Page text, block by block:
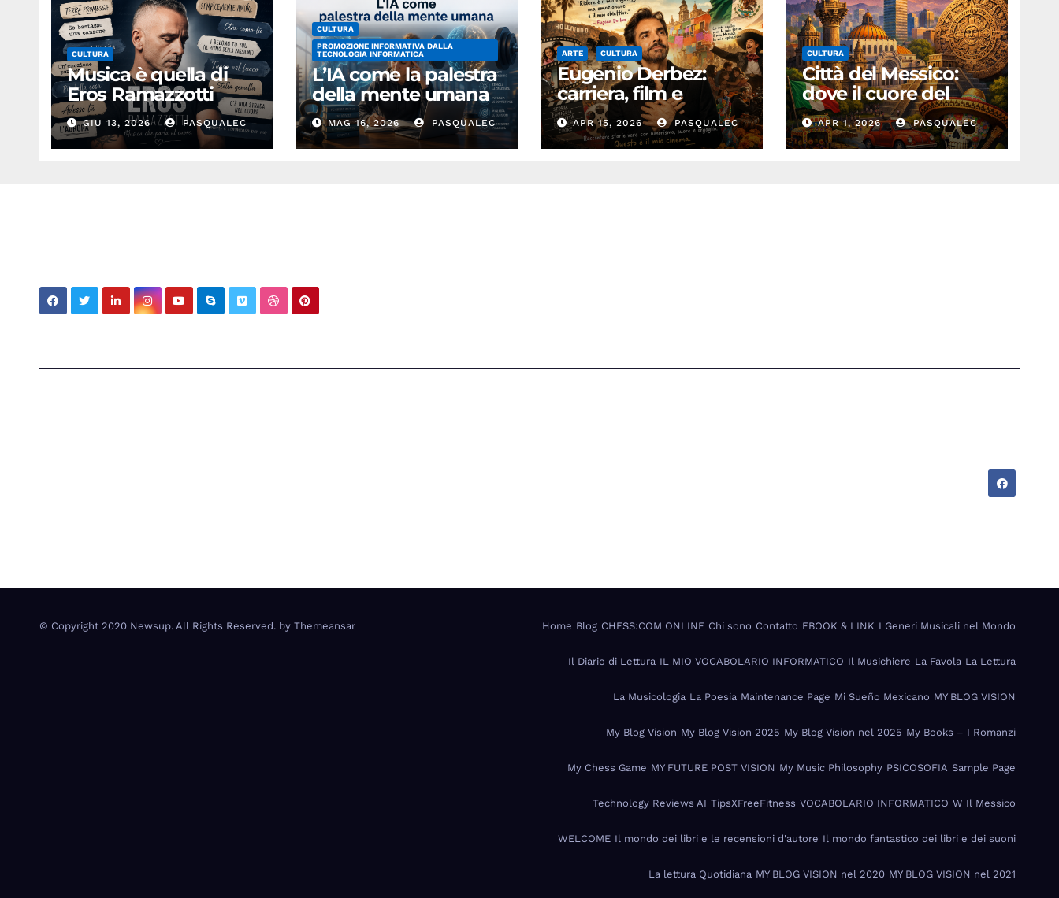
CULTURA
Musica è quella di
Eros Ramazzotti
GIU 13, 2026 PASQUALEC
CULTURA
PROMOZIONE INFORMATIVA DALLA
TECNOLOGIA INFORMATICA
L’IA come la palestra
della mente umana
MAG 16, 2026 PASQUALEC
ARTE CULTURA
Eugenio Derbez:
carriera, film e
successo
internazionale
dell’attore
APR 15, 2026 PASQUALEC
CULTURA
Città del Messico:
dove il cuore del
passato batte nel
presente
APR 1, 2026 PASQUALEC
© Copyright 2020 Newsup. All Rights Reserved. by Themeansar Home Blog CHESS:COM ONLINE Chi sono Contatto EBOOK & LINK I Generi Musicali nel Mondo
Il Diario di Lettura IL MIO VOCABOLARIO INFORMATICO Il Musichiere La Favola La Lettura
La Musicologia La Poesia Maintenance Page Mi Sueño Mexicano MY BLOG VISION
My Blog Vision My Blog Vision 2025 My Blog Vision nel 2025 My Books – I Romanzi
My Chess Game MY FUTURE POST VISION My Music Philosophy PSICOSOFIA Sample Page
Technology Reviews AI TipsXFreeFitness VOCABOLARIO INFORMATICO W Il Messico
WELCOME Il mondo dei libri e le recensioni d'autore Il mondo fantastico dei libri e dei suoni
La lettura Quotidiana MY BLOG VISION nel 2020 MY BLOG VISION nel 2021